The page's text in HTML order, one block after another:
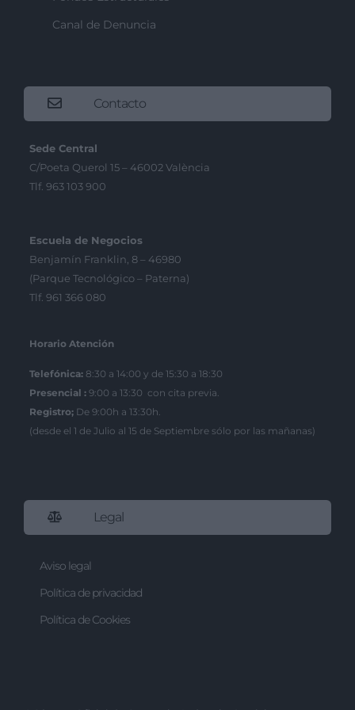
Canal de Denuncia
Contacto
Sede Central
C/Poeta Querol 15 – 46002 València
Tlf. 963 103 900
Escuela de Negocios
Benjamín Franklin, 8 – 46980
(Parque Tecnológico – Paterna)
Tlf. 961 366 080
Horario Atención
Telefónica: 8:30 a 14:00 y de 15:30 a 18:30
Presencial : 9:00 a 13:30 con cita previa.
Registro; De 9:00h a 13:30h.
(desde el 1 de Julio al 15 de Septiembre sólo por las mañanas)
Legal
Aviso legal
Política de privacidad
Política de Cookies